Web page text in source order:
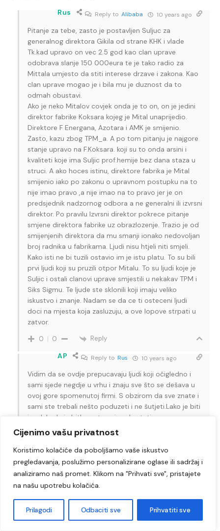
Cijenimo vašu privatnost
Koristimo kolačiće da poboljšamo vaše iskustvo
pregledavanja, poslužimo personalizirane oglase ili sadržaj i
analiziramo naš promet. Klikom na "Prihvati sve", pristajete
na našu upotrebu kolačića.
Prilagodi Odbaciti sve Prihvatiti sve
Rus Reply toAlibaba 10 years ago
Pitanje za tebe, zasto je postavljen Suljuc za
generalnog direktora Gikila od strane KHK i vlade
Tk.kad upravo on vec 2.5 god kao clan uprave
odobrava slanje 150 000eura te je tako radio za
Mittala umjesto da stiti interese drzave i zakona. Kao
clan uprave mogao je i bila mu je duznost da to
odmah obustavi.
Ako je neko Mitalov covjek onda je to on, on je jedini
direktor fabrike Koksara kojeg je Mital unaprijedio.
Direktore F Energana, Azotara i AMK je smijenio.
Zasto, kazu zbog TPM_a. A po tom pitanju je najgore
stanje upravo na F.Koksara. koji su to onda arsini i
kvaliteti koje ima Suljic prof.hemije bez dana staza u
struci. A ako hoces istinu, direktore fabrika je Mital
smijenio iako po zakonu o upravnom postupku na to
nije imao pravo ,a nije imao na to pravo jer je on
predsjednik nadzornog odbora a ne generalni ili izvrsni
direktor. Po pravilu Izvrsni direktor pokrece pitanje
smjene direktora fabrike uz obrazlozenje. Trazio je od
smijenjenih direktora da mu smanji ionako nedovoljan
broj radnika u fabrikama. Ljudi nisu htjeli niti smjeli.
Kako isti ne bi tuzili ostavio im je istu platu. To su bili
prvi ljudi koji su pruzili otpor Mitalu. To su ljudi koje je
Suljic i ostali clanovi uprave smjestili u nekakav TPM i
Siks Sigmu. Te ljude ste sklonili koji imaju veliko
iskustvo i znanje. Nadam se da ce ti osteceni ljudi
doci na mjesta koja zasluzuju, a ove lopove strpati u
zatvor.
0 0 Reply
AP Reply to Rus 10 years ago
Vidim da se ovdje prepucavaju ljudi koji očigledno i
sami sjede negdje u vrhu i znaju sve što se dešava u
ovoj gore spomenutoj firmi. S obzirom da sve znate i
sami ste trebali nešto poduzeti i ne šutjeti.Lako je biti
junak kada je bitka gotova i onda stati na
pobjedničku stranu ili kritikovati. Kao kod izgubljenih
utakmica.Kad ste tako hrabri, sada, bar budite
pošteni pa napišite svoja imena.
0 0 Reply
Simka
Utakmica tek pocinje.
0 0 Reply